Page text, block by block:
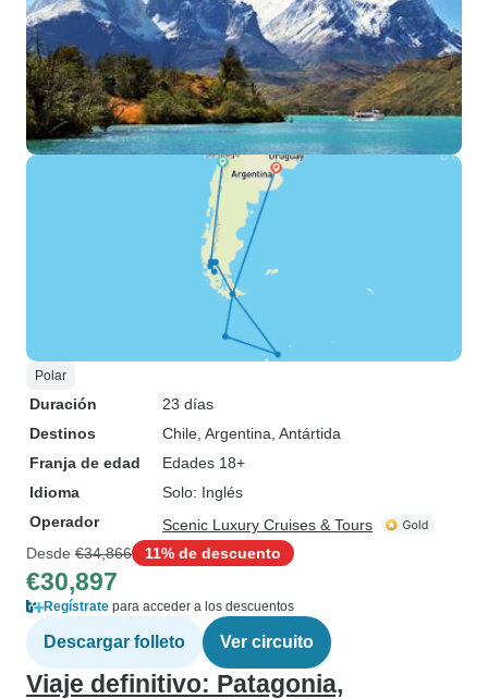
Polar
Duración
23 días
Destinos
Chile , Argentina , Antártida
Franja de edad
Edades 18+
Idioma
Solo: Inglés
Operador
Scenic Luxury Cruises & Tours
Desde €34,866 11% de descuento
€30,897
Regístrate para acceder a los descuentos
Descargar folleto Ver circuito
Viaje definitivo: Patagonia,